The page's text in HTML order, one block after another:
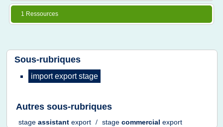
1 Ressources
Sous-rubriques
import export stage
Autres sous-rubriques
stage assistant export / stage commercial export